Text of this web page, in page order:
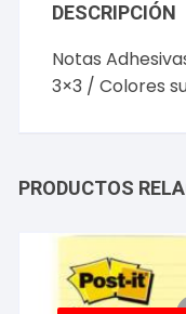
DESCRIPCIÓN
Notas
3×3 / Colores
PRODUCTOS